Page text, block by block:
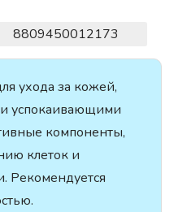
8809450012173
ухода за кожей,
успокаивающими
компоненты,
клеток и
Рекомендуется